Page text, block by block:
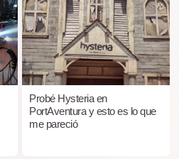
Probé Hysteria en
PortAventura y esto es lo que
me pareció